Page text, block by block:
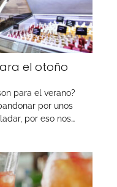
el otoño
para el verano?
por unos
por eso nos…